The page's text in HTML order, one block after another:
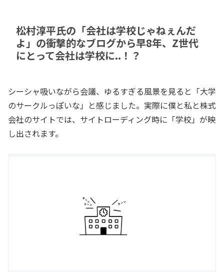
松村淳平氏の「会社は学校じゃねぇんだ
よ」の衝撃的なブログから早8年、Z世代
にとって会社は学校に..！？
シーシャ吸いながら会議、ゆるすぎる風景を見ると「大学
のサークルっぽいな」と感じました。実際に僕と私と株式
会社のサイトでは、サイトローディング時に「学校」が映
し出されます。